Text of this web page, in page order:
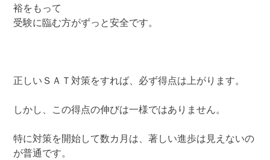
裕をもって
受験に臨む方がずっと安全です。
正しいＳＡＴ対策をすれば、必ず得点は上がります。
しかし、この得点の伸びは一様ではありません。
特に対策を開始して数カ月は、著しい進歩は見えないの
が普通です。